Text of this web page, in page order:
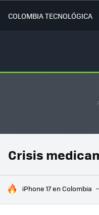
COLOMBIA TECNOLÓGICA
Crisis
HOY SE HABLA DE
iPhone 17 en Colombia